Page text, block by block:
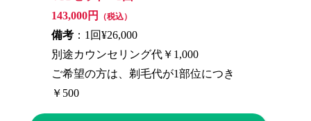
143,000円
（税込）
備考 ：1回¥26,000
別途カウンセリング代￥1,000
ご希望の方は、剃毛代が1部位につき
￥500